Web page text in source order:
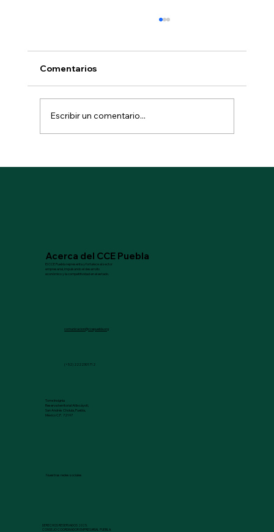
Comentarios
Escribir un comentario...
Acerca del CCE Puebla
El CCE Puebla representa y fortalece al sector
empresarial, impulsando el desarrollo
económico y la competitividad en el estado.
Nuestras redes sociales
Torre Inxignia
Reserva territorial Atlixcáyotl,
San Andrés Cholula, Puebla,
México C.P. 72197
comunicacion@ccepuebla.org
(+52) 2222301712
DERECHOS RESERVADOS 2025.
CONSEJO COORDINADOR EMPRESARIAL PUEBLA.